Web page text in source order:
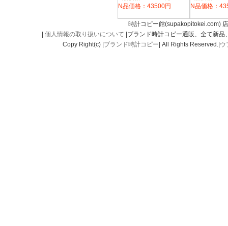
N品価格：43500円
N品価格：
時計コピー館(supakopitokei.com)
個人情報の取り扱いについて |ブランド時計コピー通販、全て新
Copy Right(c) | ブランド時計コピー | All Rights Reserved.| ウ